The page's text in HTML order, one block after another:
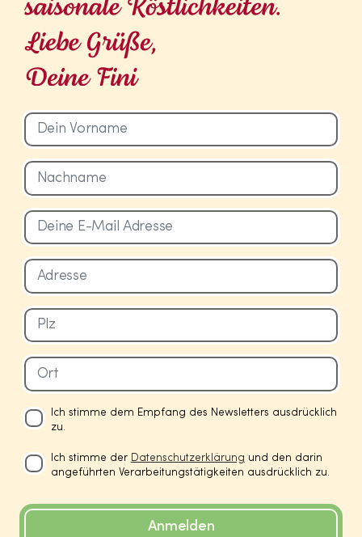
Ich stimme dem Empfang des Newsletters ausdrücklich
zu.
Ich stimme der Datenschutzerklärung und den darin
angeführten Verarbeitungstätigkeiten ausdrücklich zu.
Anmelden